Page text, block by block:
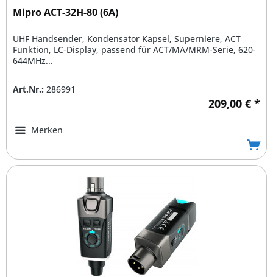
Mipro ACT-32H-80 (6A)
UHF Handsender, Kondensator Kapsel, Superniere, ACT
Funktion, LC-Display, passend für ACT/MA/MRM-Serie, 620-
644MHz...
Art.Nr.: 286991
209,00 € *
Merken